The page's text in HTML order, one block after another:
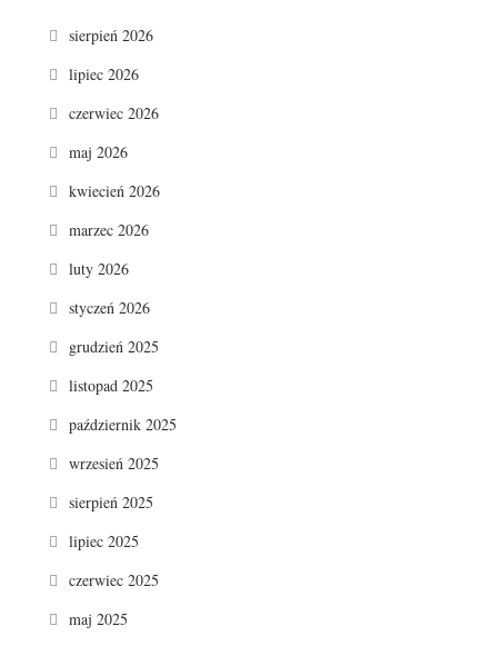
sierpień 2026
lipiec 2026
czerwiec 2026
maj 2026
kwiecień 2026
marzec 2026
luty 2026
styczeń 2026
grudzień 2025
listopad 2025
październik 2025
wrzesień 2025
sierpień 2025
lipiec 2025
czerwiec 2025
maj 2025